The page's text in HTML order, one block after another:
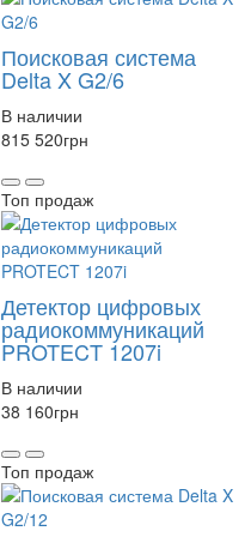
Поисковая система
Delta X G2/6
В наличии
815 520грн
Топ продаж
Детектор цифровых
радиокоммуникаций
PROTECT 1207i
В наличии
38 160грн
Топ продаж